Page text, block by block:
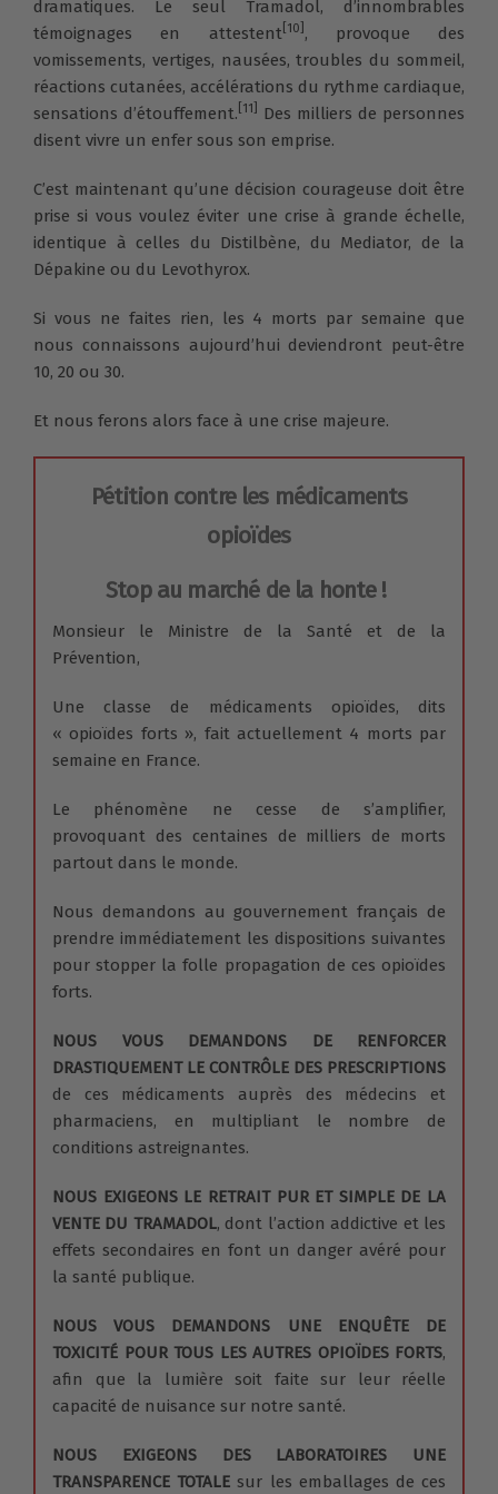
dramatiques. Le seul Tramadol, d’innombrables
témoignages en attestent [10] , provoque des
vomissements, vertiges, nausées, troubles du sommeil,
réactions cutanées, accélérations du rythme cardiaque,
sensations d’étouffement. [11]
Des milliers de personnes
disent vivre un enfer sous son emprise.
C’est maintenant qu’une décision courageuse doit être
prise si vous voulez éviter une crise à grande échelle,
identique à celles du Distilbène, du Mediator, de la
Dépakine ou du Levothyrox.
Si vous ne faites rien, les 4 morts par semaine que
nous connaissons aujourd’hui deviendront peut-être
10, 20 ou 30.
Et nous ferons alors face à une crise majeure.
Pétition contre les médicaments
opioïdes
Stop au marché de la honte !
Monsieur le Ministre de la Santé et de la
Prévention,
Une classe de médicaments opioïdes, dits
« opioïdes forts », fait actuellement 4 morts par
semaine en France.
Le phénomène ne cesse de s’amplifier,
provoquant des centaines de milliers de morts
partout dans le monde.
Nous demandons au gouvernement français de
prendre immédiatement les dispositions suivantes
pour stopper la folle propagation de ces opioïdes
forts.
NOUS VOUS DEMANDONS DE RENFORCER
DRASTIQUEMENT LE CONTRÔLE DES PRESCRIPTIONS
de ces médicaments auprès des médecins et
pharmaciens, en multipliant le nombre de
conditions astreignantes.
NOUS EXIGEONS LE RETRAIT PUR ET SIMPLE DE LA
VENTE DU TRAMADOL, dont l’action addictive et les
effets secondaires en font un danger avéré pour
la santé publique.
NOUS VOUS DEMANDONS UNE ENQUÊTE DE
TOXICITÉ POUR TOUS LES AUTRES OPIOÏDES FORTS,
afin que la lumière soit faite sur leur réelle
capacité de nuisance sur notre santé.
NOUS EXIGEONS DES LABORATOIRES UNE
TRANSPARENCE TOTALE sur les emballages de ces